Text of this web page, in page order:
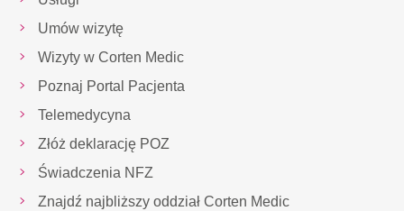
Umów wizytę
Wizyty w Corten Medic
Poznaj Portal Pacjenta
Telemedycyna
Złóż deklarację POZ
Świadczenia NFZ
Znajdź najbliższy oddział Corten Medic